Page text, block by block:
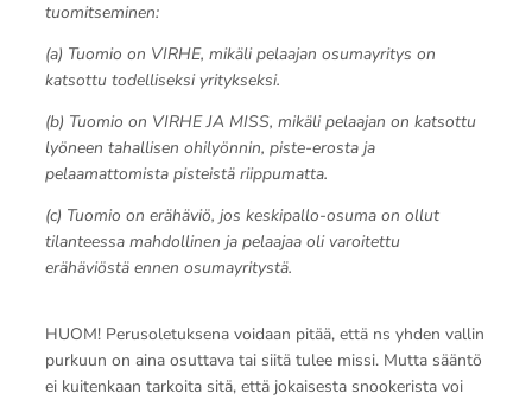
tuomitseminen:
(a) Tuomio on VIRHE, mikäli pelaajan osumayritys on
katsottu todelliseksi yritykseksi.
(b) Tuomio on VIRHE JA MISS, mikäli pelaajan on katsottu
lyöneen tahallisen ohilyönnin, piste-erosta ja
pelaamattomista pisteistä riippumatta.
(c) Tuomio on erähäviö, jos keskipallo-osuma on ollut
tilanteessa mahdollinen ja pelaajaa oli varoitettu
erähäviöstä ennen osumayritystä.
HUOM! Perusoletuksena voidaan pitää, että ns yhden vallin
purkuun on aina osuttava tai siitä tulee missi. Mutta sääntö
ei kuitenkaan tarkoita sitä, että jokaisesta snookerista voi